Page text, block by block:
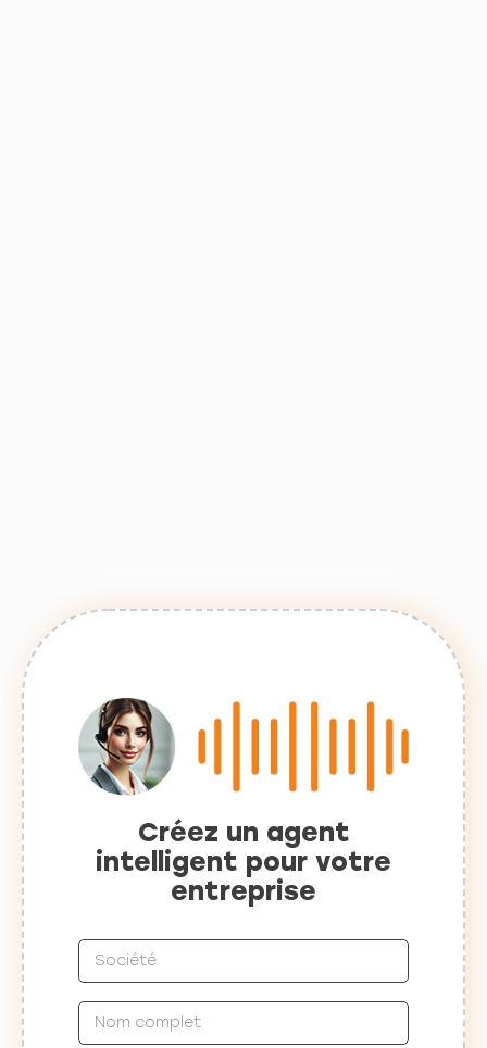
Créez un agent
intelligent pour votre
entreprise